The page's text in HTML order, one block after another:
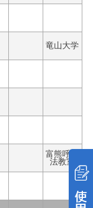
竜山大学
富熊呼吸
法教室